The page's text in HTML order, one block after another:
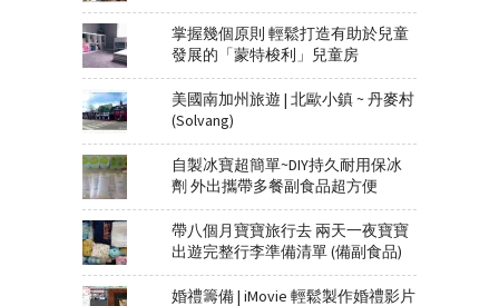
掌握幾個原則 輕鬆打造有助於兒童
發展的「蒙特梭利」兒童房
美國南加州旅遊 | 北歐小鎮 ~ 丹麥村
(Solvang)
自製冰寶超簡單~DIY持久耐用保冰
劑 外出攜帶多餐副食品超方便
帶八個月寶寶旅行去 兩天一夜寶寶
出遊完整行李準備清單 (備副食品)
婚禮籌備 | iMovie 輕鬆製作婚禮影片